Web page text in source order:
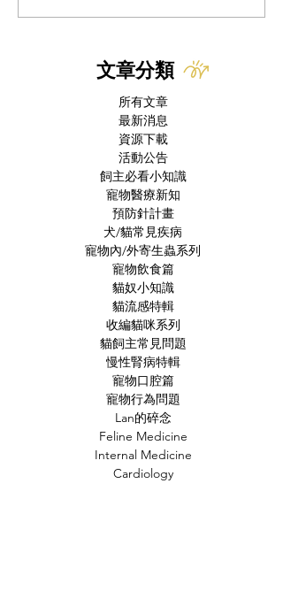
醫解析：三大成因、必要
文章分類
所有文章
最新消息
資源下載
活動公告
飼主必看小知識
寵物醫療新知
預防針計畫
犬/貓常見疾病
寵物內/外寄生蟲系列
寵物飲食篇
貓奴小知識
貓流感特輯
收編貓咪系列
貓飼主常見問題
慢性腎病特輯
寵物口腔篇
寵物行為問題
Lan的碎念
Feline Medicine
Internal Medicine
Cardiology